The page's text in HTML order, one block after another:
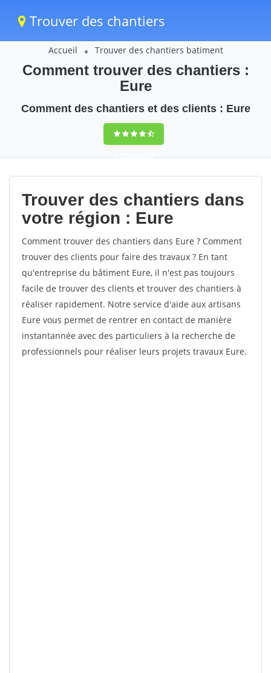
Trouver des chantiers
Accueil Trouver des chantiers batiment
Comment trouver des chantiers :
Eure
Comment des chantiers et des clients : Eure
9,5(100%)35
votes
Trouver des chantiers dans
votre région : Eure
Comment trouver des chantiers dans Eure ? Comment
trouver des clients pour faire des travaux ? En tant
qu'entreprise du bâtiment Eure, il n'est pas toujours
facile de trouver des clients et trouver des chantiers à
réaliser rapidement. Notre service d'aide aux artisans
Eure vous permet de rentrer en contact de manière
instantannée avec des particuliers à la recherche de
professionnels pour réaliser leurs projets travaux Eure.